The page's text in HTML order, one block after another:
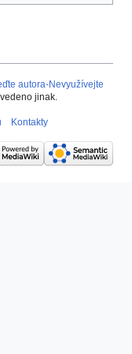
autora-Nevyužívejte
jinak.
Kontakty